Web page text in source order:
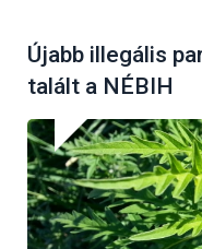
Újabb illegális
talált a NÉBIH